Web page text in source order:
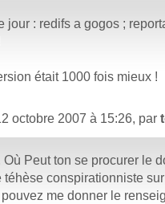
jour : redifs a gogos ;
était 1000 fois mieux !
octobre 2007 à 15:26, par
Peut ton se procurer le
téhèse conspirationniste
me donner le